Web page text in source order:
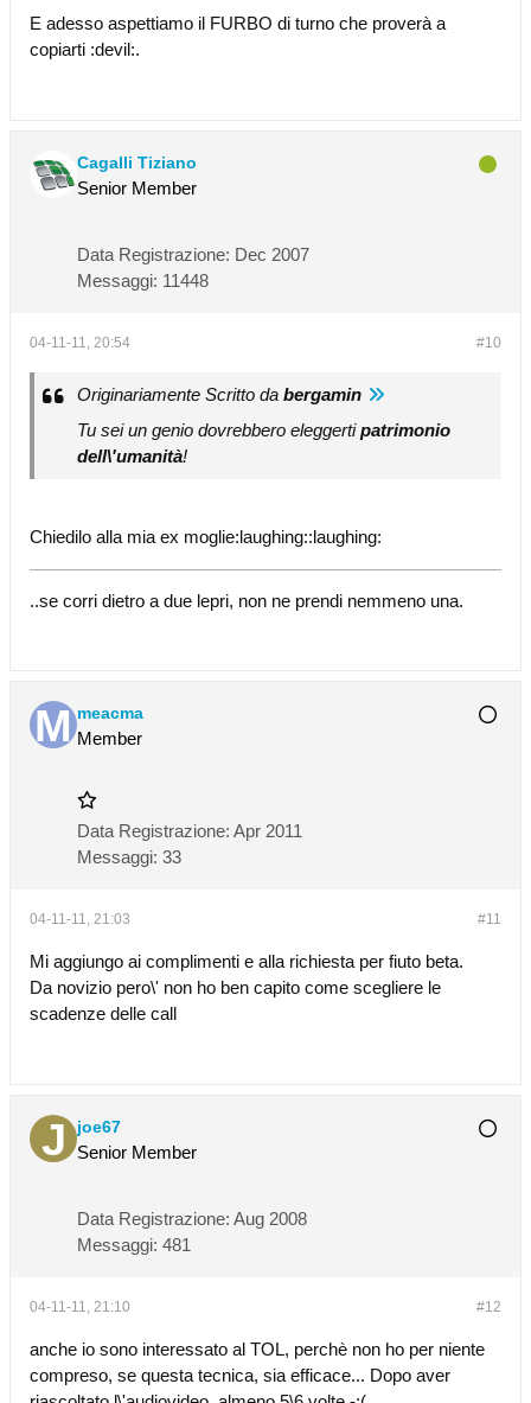
E adesso aspettiamo il FURBO di turno che proverà a
copiarti :devil:.
Cagalli Tiziano
Senior Member
Data Registrazione: Dec 2007
Messaggi: 11448
#10
04-11-11, 20:54
Originariamente Scritto da bergamin
Tu sei un genio dovrebbero eleggertipatrimonio
dell\'umanità!
Chiedilo alla mia ex moglie:laughing::laughing:
..se corri dietro a due lepri, non ne prendi nemmeno una.
meacma
Member
Data Registrazione: Apr 2011
Messaggi: 33
#11
04-11-11, 21:03
Mi aggiungo ai complimenti e alla richiesta per fiuto beta.
Da novizio pero\' non ho ben capito come scegliere le
scadenze delle call
joe67
Senior Member
Data Registrazione: Aug 2008
Messaggi: 481
#12
04-11-11, 21:10
anche io sono interessato al TOL, perchè non ho per niente
compreso, se questa tecnica, sia efficace... Dopo aver